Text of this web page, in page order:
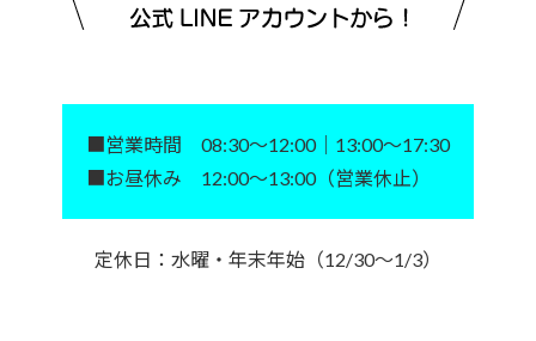
■営業時間 08:30～12:00｜13:00～17:30
■お昼休み 12:00～13:00（営業休止）
定休日：水曜・年末年始（12/30～1/3）